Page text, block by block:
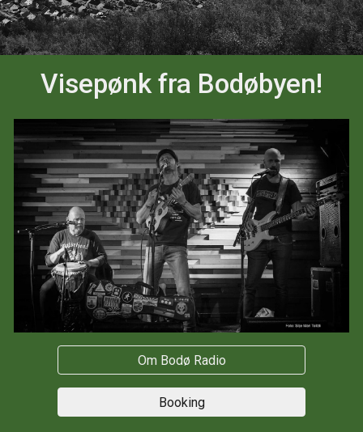
Visepønk fra Bodøbyen!
Om Bodø Radio
Booking